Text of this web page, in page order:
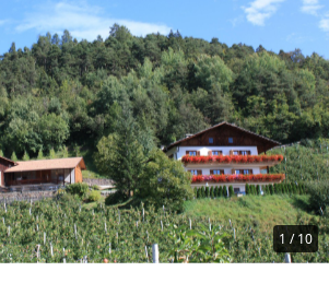
1 / 10